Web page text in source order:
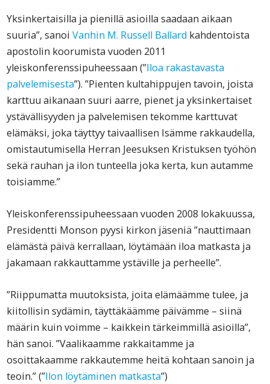
Yksinkertaisilla ja pienillä asioilla saadaan aikaan
suuria”, sanoiVanhin M. Russell Ballard kahdentoista
apostolin koorumista vuoden 2011
yleiskonferenssipuheessaan (”Iloa rakastavasta
palvelemisesta”). ”Pienten kultahippujen tavoin, joista
karttuu aikanaan suuri aarre, pienet ja yksinkertaiset
ystävällisyyden ja palvelemisen tekomme karttuvat
elämäksi, joka täyttyy taivaallisen Isämme rakkaudella,
omistautumisella Herran Jeesuksen Kristuksen työhön
sekä rauhan ja ilon tunteella joka kerta, kun autamme
toisiamme.”
Yleiskonferenssipuheessaan vuoden 2008 lokakuussa,
Presidentti Monson pyysi kirkon jäseniä ”nauttimaan
elämästä päivä kerrallaan, löytämään iloa matkasta ja
jakamaan rakkauttamme ystäville ja perheelle”.
”Riippumatta muutoksista, joita elämäämme tulee, ja
kiitollisin sydämin, täyttäkäämme päivämme – siinä
määrin kuin voimme – kaikkein tärkeimmillä asioilla”,
hän sanoi. ”Vaalikaamme rakkaitamme ja
osoittakaamme rakkautemme heitä kohtaan sanoin ja
teoin.” (”Ilon löytäminen matkasta”)